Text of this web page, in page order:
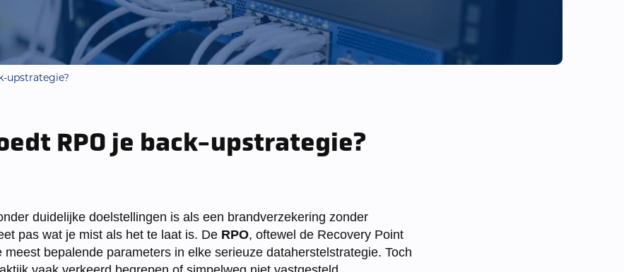
upstrategie?
RPO je back-upstrategie?
duidelijke doelstellingen is als een brandverzekering zonder
pas wat je mist als het te laat is. De RPO, oftewel de Recovery Point
bepalende parameters in elke serieuze dataherstelstrategie. Toch